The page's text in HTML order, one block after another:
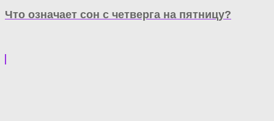
Что означает сон с четверга на пятницу?